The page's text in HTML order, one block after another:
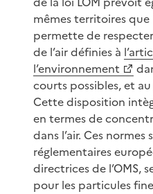
mêmes territoires que
permette de
de l’air définies à
l’environnement
courts possibles, et
Cette disposition
en termes de
dans l’air. Ces normes
réglementaires
directrices de l’OMS,
pour les particules